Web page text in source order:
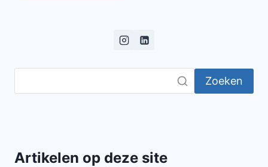
Zoeken
Artikelen op deze site